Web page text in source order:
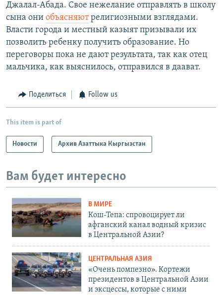
Джалал-Абада. Свое нежелание отправлять в школу
сына они объясняютрелигиозными взглядами.
Власти города и местный казыят призывали их
позволить ребенку получить образование. Но
переговоры пока не дают результата, так как отец
мальчика, как выяснилось, отправился в даават.
Поделиться Follow us
This item is part of
Новости Архив Азаттыка Кыргызстан
Вам будет интересно
В МИРЕ
Кош-Тепа: спровоцирует ли
афганский канал водный кризис
в Центральной Азии?
ЦЕНТРАЛЬНАЯ АЗИЯ
«Очень помпезно». Кортежи
президентов в Центральной Азии
и эксцессы, которые с ними